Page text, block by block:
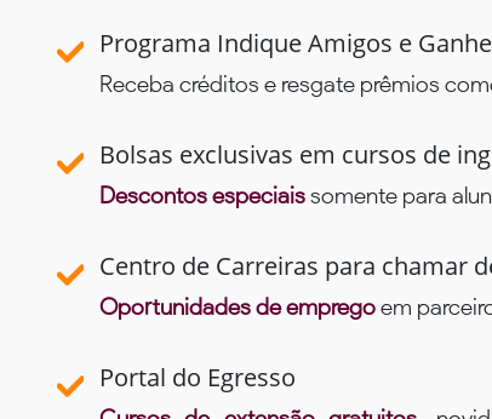
Programa Indique Amigos e
Receba créditos e resgate prêmios
Bolsas exclusivas em cursos de
Descontos especiaissomente para
Centro de Carreiras para chamar
Oportunidades de empregoem
Portal do Egresso